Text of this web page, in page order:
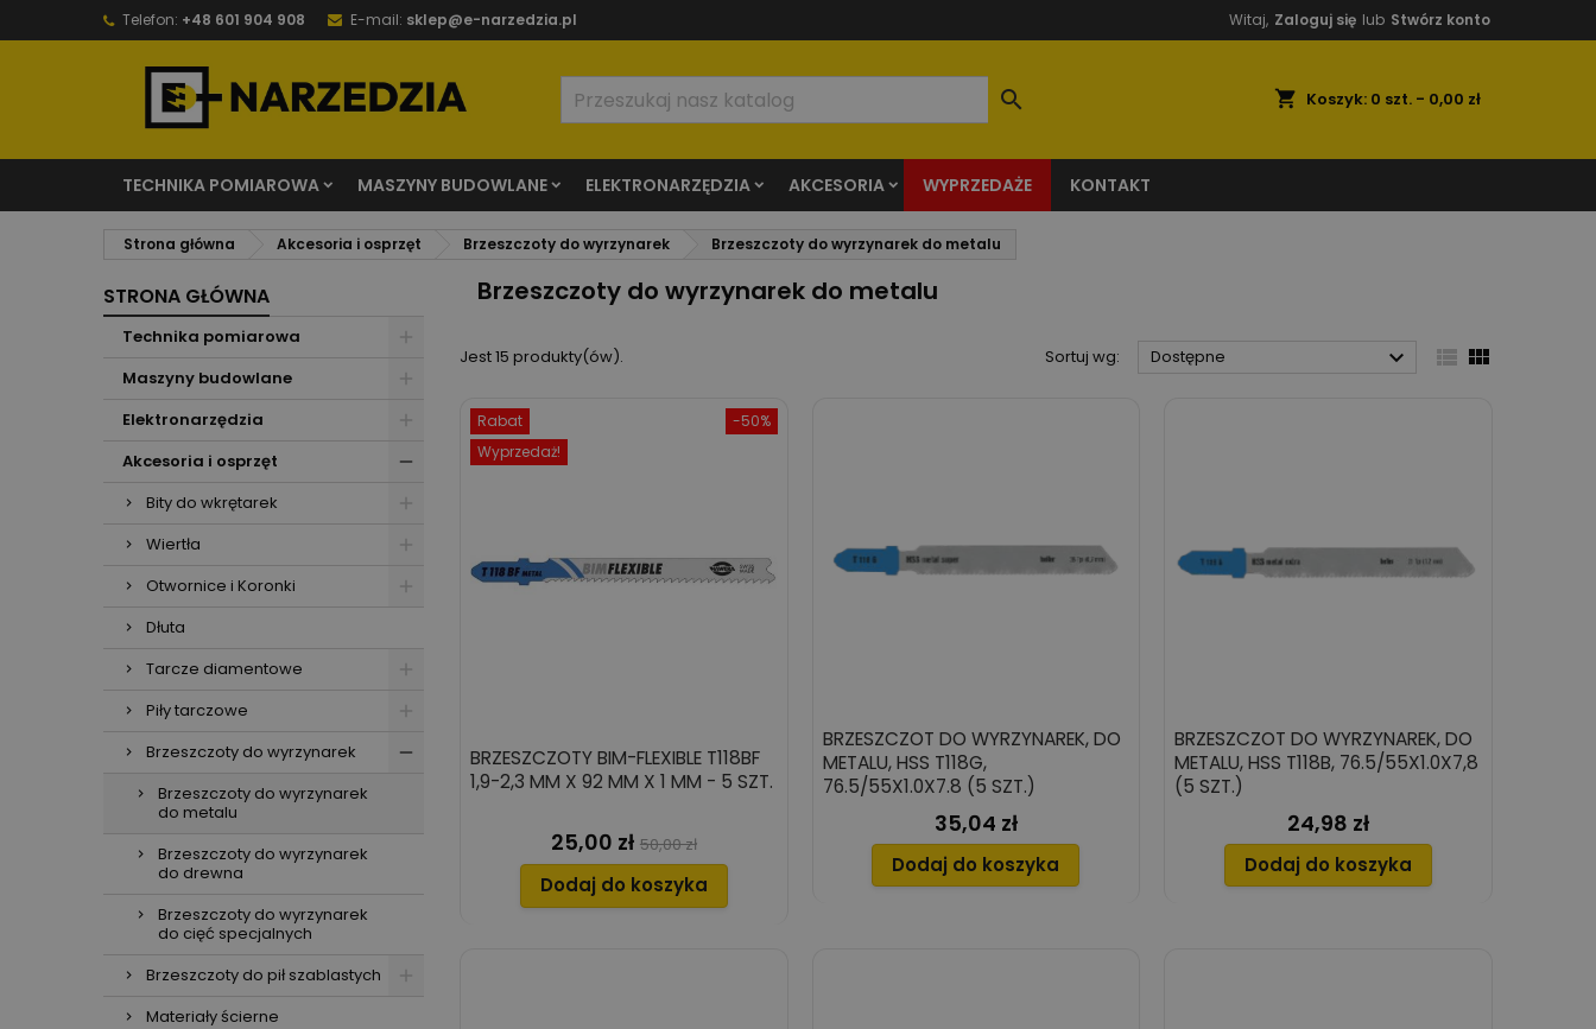
Telefon: +48 601 904 908 E-mail: sklep@e-narzedzia.pl Witaj, Zaloguj się lub Stwórz konto
shopping_cart Koszyk: 0 szt. - 0,00 zł

TECHNIKA POMIAROWA MASZYNY BUDOWLANE ELEKTRONARZĘDZIA AKCESORIA WYPRZEDAŻE KONTAKT
Strona główna Akcesoria i osprzęt Brzeszczoty do wyrzynarek Brzeszczoty do wyrzynarek do metalu
STRONA GŁÓWNA
Technika pomiarowa
Maszyny budowlane
Elektronarzędzia
Akcesoria i osprzęt
Bity do wkrętarek
Wiertła
Otwornice i Koronki
Dłuta
Tarcze diamentowe
Piły tarczowe
Brzeszczoty do wyrzynarek
Brzeszczoty do wyrzynarek
do metalu
Brzeszczoty do wyrzynarek
do drewna
Brzeszczoty do wyrzynarek
do cięć specjalnych
Brzeszczoty do pił szablastych
Materiały ścierne
Brzeszczoty do wyrzynarek do metalu
Jest 15 produkty(ów). Sortuj wg: Dostępne   
-50%
Rabat
Wyprzedaż!
BRZESZCZOTY BIM-FLEXIBLE T118BF
1,9-2,3 MM X 92 MM X 1 MM - 5 SZT.
Cena
25,00 zł Cena
podstawowa
50,00 zł
Dodaj do koszyka
BRZESZCZOT DO WYRZYNAREK, DO
METALU, HSS T118G,
76.5/55X1.0X7.8 (5 SZT.)
Cena
35,04 zł
Dodaj do koszyka
BRZESZCZOT DO WYRZYNAREK, DO
METALU, HSS T118B, 76.5/55X1.0X7,8
(5 SZT.)
Cena
24,98 zł
Dodaj do koszyka